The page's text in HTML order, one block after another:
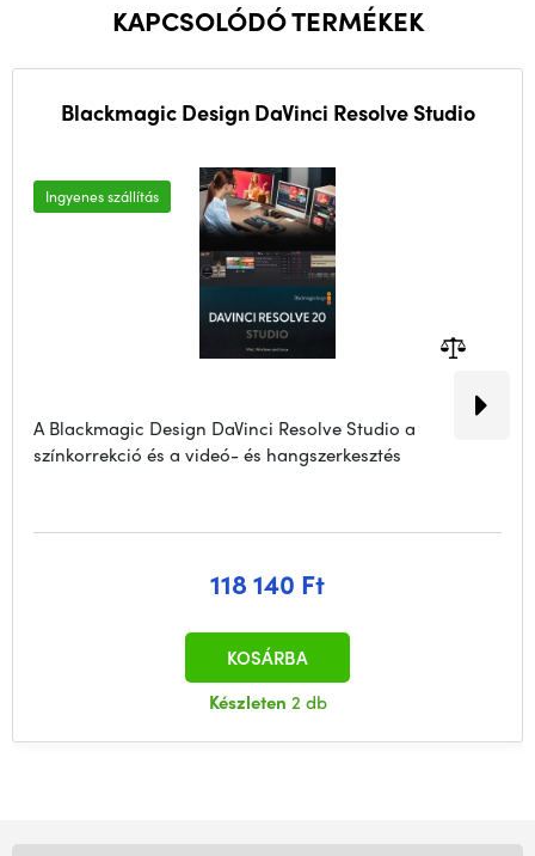
KAPCSOLÓDÓ TERMÉKEK
Blackmagic Design DaVinci Resolve Studio
Ingyenes szállítás
A Blackmagic Design DaVinci Resolve Studio a
színkorrekció és a videó- és hangszerkesztés
118 140 Ft
Készleten 2 db
KOSÁRBA